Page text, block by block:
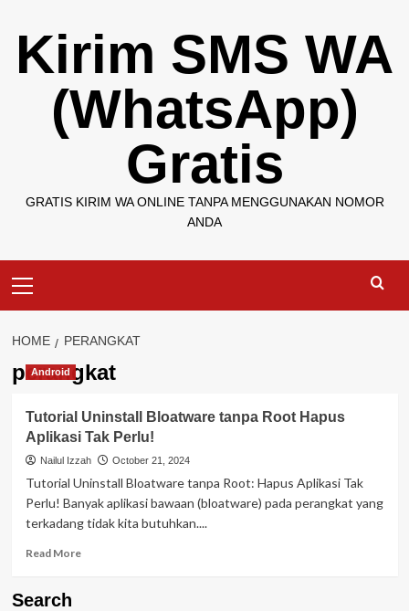
content
Kirim SMS WA
(WhatsApp)
Gratis
GRATIS KIRIM WA ONLINE TANPA MENGGUNAKAN NOMOR
ANDA
Menu
HOME PERANGKAT
perangkat
Android
Tutorial Uninstall Bloatware tanpa Root Hapus
Aplikasi Tak Perlu!
Nailul Izzah October 21, 2024
Tutorial Uninstall Bloatware tanpa Root: Hapus Aplikasi Tak
Perlu! Banyak aplikasi bawaan (bloatware) pada perangkat yang
terkadang tidak kita butuhkan....
Read MoreRead
Search